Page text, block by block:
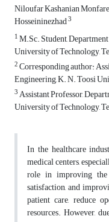
Niloufar Kashanian
Hosseininezhad3
1M.Sc. Student,
University of Technology,
2Corresponding author:
Engineering, K. N. Toosi
3Assistant Professor,
University of Technology,
In the healthcare
medical centers,
role in improving the
satisfaction, and
patient care, reduce
resources. However,